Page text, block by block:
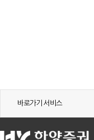
바로가기 서비스